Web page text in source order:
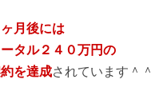
月後には
タル２４０万円の
を達成されています＾＾